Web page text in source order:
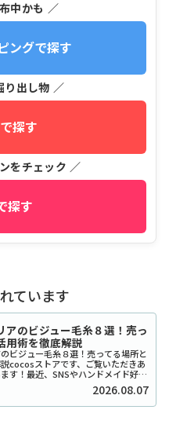
中かも ／
ングで探す
り出し物 ／
探す
をチェック ／
探す
ています
アのビジュー毛糸８選！売っ
用術を徹底解説
のビジュー毛糸８選！売ってる場所と
cocosストアです、ご覧いただきあ
す！最近、SNSやハンドメイド好き
たいで可愛い！」と話題沸騰中の、セ
系毛糸をご存知ですか？キラキ...
2026.08.07